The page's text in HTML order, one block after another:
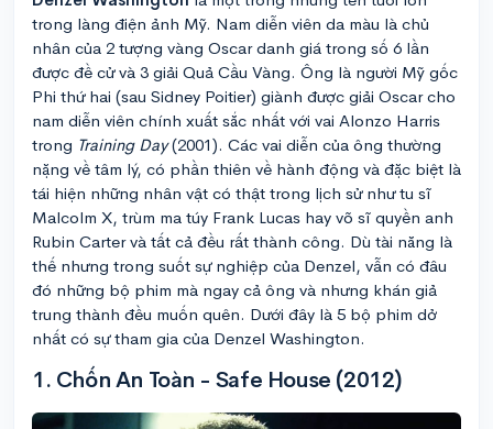
trong làng điện ảnh Mỹ. Nam diễn viên da màu là chủ
nhân của 2 tượng vàng Oscar danh giá trong số 6 lần
được đề cử và 3 giải Quả Cầu Vàng. Ông là người Mỹ gốc
Phi thứ hai (sau Sidney Poitier) giành được giải Oscar cho
nam diễn viên chính xuất sắc nhất với vai Alonzo Harris
trong Training Day(2001). Các vai diễn của ông thường
nặng về tâm lý, có phần thiên về hành động và đặc biệt là
tái hiện những nhân vật có thật trong lịch sử như tu sĩ
Malcolm X, trùm ma túy Frank Lucas hay võ sĩ quyền anh
Rubin Carter và tất cả đều rất thành công. Dù tài năng là
thế nhưng trong suốt sự nghiệp của Denzel, vẫn có đâu
đó những bộ phim mà ngay cả ông và nhưng khán giả
trung thành đều muốn quên. Dưới đây là 5 bộ phim dở
nhất có sự tham gia của Denzel Washington.
1. Chốn An Toàn - Safe House (2012)